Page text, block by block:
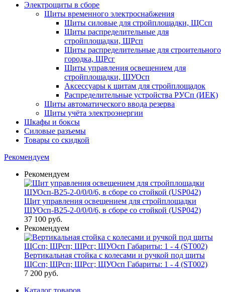
Электрощиты в сборе
Щиты временного электроснабжения
Щиты силовые для стройплощадки, ЩСсп
Щиты распределительные для
стройплощадки, ЩРсп
Щиты распределительные для строительного
городка, ЩРсг
Щиты управления освещением для
стройплощадки, ЩУОсп
Аксессуары к щитам для стройплощадок
Распределительные устройства РУСп (ИЕК)
Щиты автоматического ввода резерва
Щиты учёта электроэнергии
Шкафы и боксы
Силовые разъемы
Товары со скидкой
Рекомендуем
Рекомендуем
Щит управления освещением для стройплощадки
ЩУОсп-В25-2-0/0/0/6, в сборе со стойкой (USP042)
37 100 руб.
Рекомендуем
Вертикальная стойка с колесами и ручкой под щиты
ЩСсп; ЩРсп; ЩРсг; ЩУОсп Габариты: 1 - 4 (ST002)
7 200 руб.
Каталог товаров